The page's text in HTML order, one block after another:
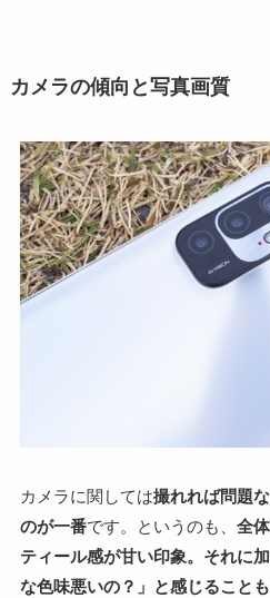
カメラの傾向と写真画質
カメラに関しては撮れれば問題
のが一番です。というのも、 全
ティール感が甘い印象。それに
な色味悪いの？」と感じることも